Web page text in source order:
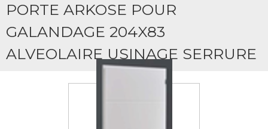
au
contenu
PORTE ARKOSE POUR
GALANDAGE 204X83
ALVEOLAIRE USINAGE SERRURE